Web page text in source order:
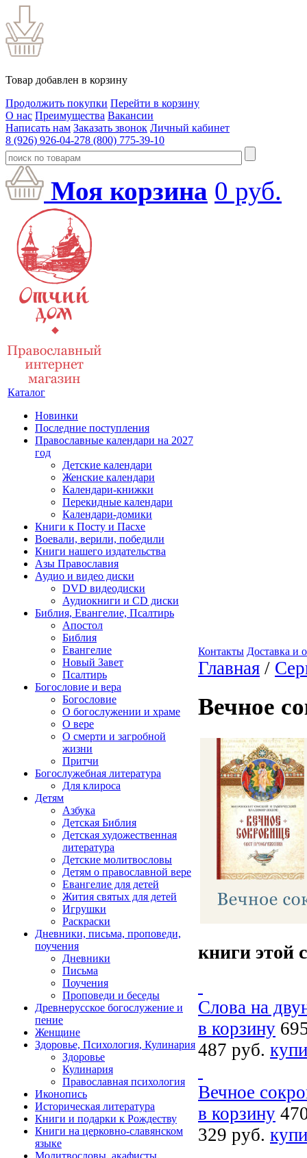
Товар добавлен в корзину
Продолжить покупки Перейти в корзину
О нас Преимущества Вакансии
Написать нам Заказать звонок Личный кабинет
8 (926) 926-04-278 (800) 775-39-10
Моя корзина 0 руб.
Каталог
Новинки
Последние поступления
Православные календари на 2027
год
Детские календари
Женские календари
Календари-книжки
Перекидные календари
Календари-домики
Книги к Посту и Пасхе
Воевали, верили, победили
Книги нашего издательства
Азы Православия
Аудио и видео диски
DVD видеодиски
Аудиокниги и CD диски
Библия, Евангелие, Псалтирь
Апостол
Библия
Евангелие
Новый Завет
Псалтирь
Богословие и вера
Богословие
О богослужении и храме
О вере
О смерти и загробной
жизни
Притчи
Богослужебная литература
Для клироса
Детям
Азбука
Детская Библия
Детская художественная
литература
Детские молитвословы
Детям о православной вере
Евангелие для детей
Жития святых для детей
Игрушки
Раскраски
Дневники, письма, проповеди,
поучения
Дневники
Письма
Поучения
Проповеди и беседы
Древнерусское богослужение и
пение
Женщине
Здоровье, Психология, Кулинария
Здоровье
Кулинария
Православная психология
Иконопись
Историческая литература
Книги и подарки к Рождеству
Книги на церковно-славянском
языке
Молитвословы, акафисты,
Контакты Доставка и
Главная /
Вечное
книги этой
Слова на
в корзину
487 руб.
Вечное
в корзину
329 руб.